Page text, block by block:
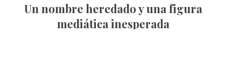
Un nombre heredado y una figura
mediática inesperada